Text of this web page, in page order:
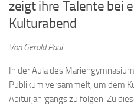
zeigt ihre Talente bei
Kulturabend
Von Gerold Paul
In der Aula des
Publikum versammelt, um dem
Abiturjahrgangs zu folgen. Zu